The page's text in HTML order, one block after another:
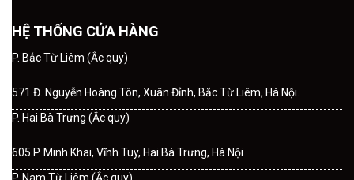
HỆ THỐNG CỬA HÀNG
P. Bắc Từ Liêm (Ắc quy)
571 Đ. Nguyễn Hoàng Tôn, Xuân Đỉnh, Bắc Từ Liêm, Hà Nội.
P. Hai Bà Trưng (Ắc quy)
605 P. Minh Khai, Vĩnh Tuy, Hai Bà Trưng, Hà Nội